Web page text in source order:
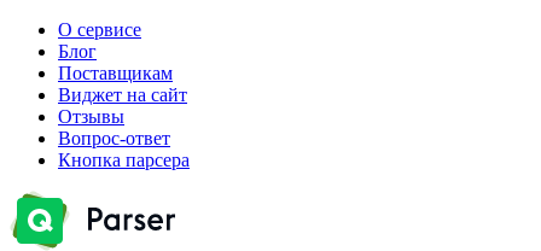
О сервисе
Блог
Поставщикам
Виджет на сайт
Отзывы
Вопрос-ответ
Кнопка парсера